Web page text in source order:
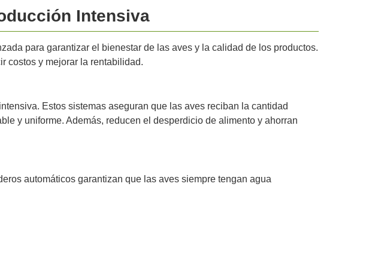
Intensiva
para garantizar el bienestar de las aves y la calidad de los productos.
costos y mejorar la rentabilidad.
Estos sistemas aseguran que las aves reciban la cantidad
y uniforme. Además, reducen el desperdicio de alimento y ahorran
automáticos garantizan que las aves siempre tengan agua